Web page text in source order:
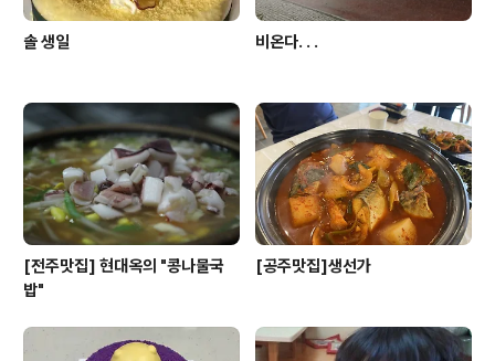
솔 생일 비온다. . .
[전주맛집] 현대옥의 "콩나물국
밥"
[공주맛집]생선가